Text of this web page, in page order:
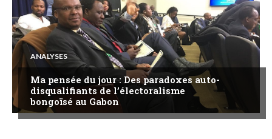
ANALYSES
Ma pensée du jour : Des paradoxes auto-
disqualifiants de l’électoralisme
bongoïsé au Gabon